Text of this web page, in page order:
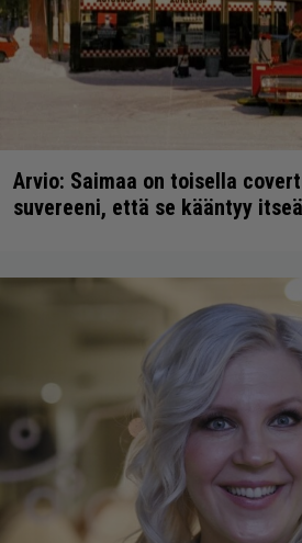
Arvio: Saimaa on toisella
suvereeni, että se kääntyy